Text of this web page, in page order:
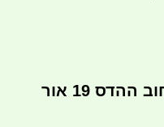
ניתן לבצע איסוף עצמי- רחוב ההדס 19 אור